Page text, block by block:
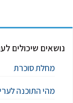
נושאים שיכולים
מחלת סוכרת
מהי התוכנה